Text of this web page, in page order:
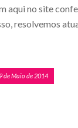
aqui no site
resolvemos
de Maio de 2014